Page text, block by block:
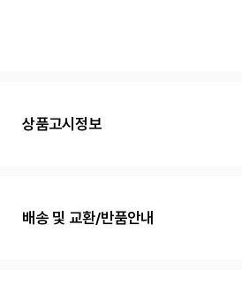
상품고시정보
배송 및 교환/반품안내